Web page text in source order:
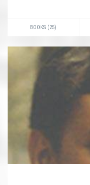
BOOKS (25)